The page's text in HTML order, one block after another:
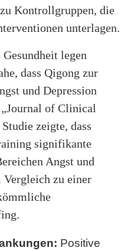
Kontrollgruppen, die
unterlagen.
legen
dass Qigong zur
und Depression
of Clinical
zeigte, dass
signifikante
Angst und
zu einer
Positive